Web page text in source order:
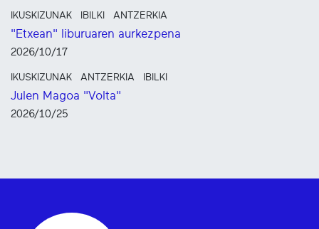
IKUSKIZUNAK IBILKI ANTZERKIA
"Etxean" liburuaren aurkezpena
2026/10/17
IKUSKIZUNAK ANTZERKIA IBILKI
Julen Magoa "Volta"
2026/10/25